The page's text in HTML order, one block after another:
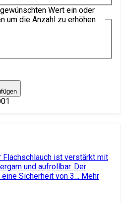
Wert ein oder
um die Anzahl zu erhöhen
Flachschlauch ist verstärkt mit
und aufrollbar. Der
Sicherheit von 3… Mehr